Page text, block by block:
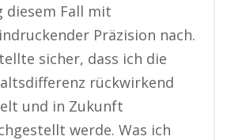
diesem Fall mit
Präzision nach.
sicher, dass ich die
rückwirkend
und in Zukunft
werde. Was ich